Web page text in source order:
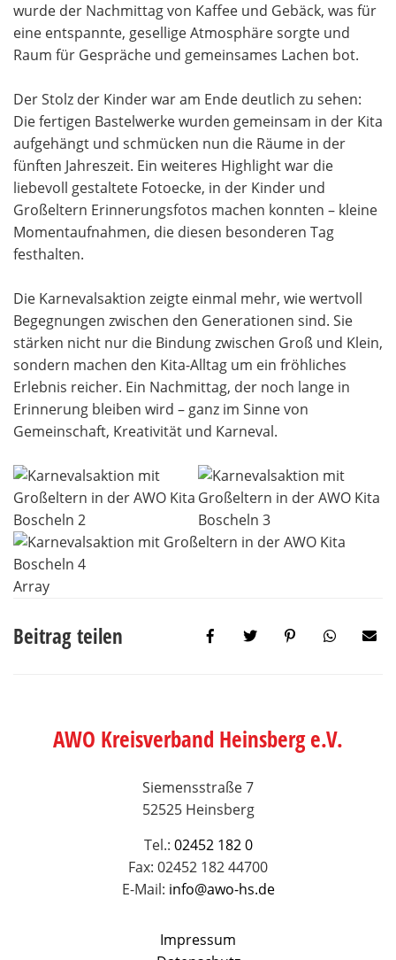
wurde der Nachmittag von Kaffee und Gebäck, was für
eine entspannte, gesellige Atmosphäre sorgte und
Raum für Gespräche und gemeinsames Lachen bot.
Der Stolz der Kinder war am Ende deutlich zu sehen:
Die fertigen Bastelwerke wurden gemeinsam in der Kita
aufgehängt und schmücken nun die Räume in der
fünften Jahreszeit. Ein weiteres Highlight war die
liebevoll gestaltete Fotoecke, in der Kinder und
Großeltern Erinnerungsfotos machen konnten – kleine
Momentaufnahmen, die diesen besonderen Tag
festhalten.
Die Karnevalsaktion zeigte einmal mehr, wie wertvoll
Begegnungen zwischen den Generationen sind. Sie
stärken nicht nur die Bindung zwischen Groß und Klein,
sondern machen den Kita-Alltag um ein fröhliches
Erlebnis reicher. Ein Nachmittag, der noch lange in
Erinnerung bleiben wird – ganz im Sinne von
Gemeinschaft, Kreativität und Karneval.
Array
Beitrag teilen
AWO Kreisverband Heinsberg e.V.
Siemensstraße 7
52525 Heinsberg
Tel.: 02452 182 0
Fax: 02452 182 44700
E-Mail: info@awo-hs.de
Impressum